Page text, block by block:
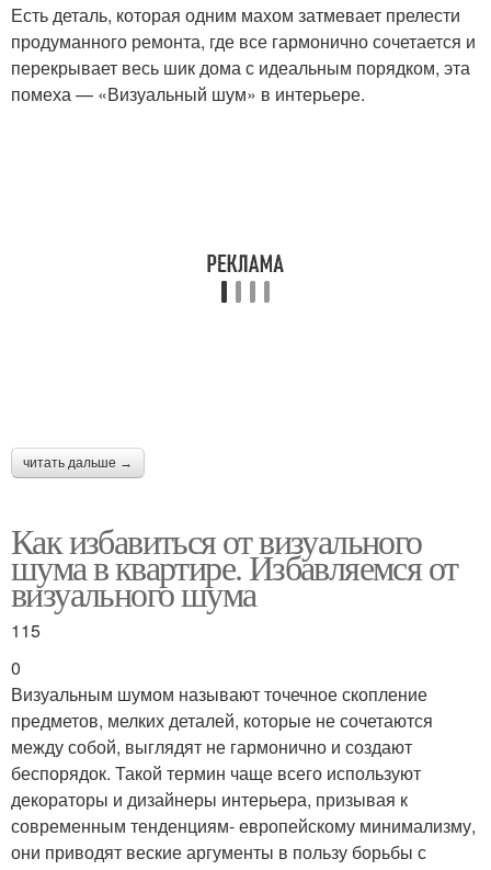
Есть деталь, которая одним махом затмевает прелести
продуманного ремонта, где все гармонично сочетается и
перекрывает весь шик дома с идеальным порядком, эта
помеха — «Визуальный шум» в интерьере.
читать дальше →
Как избавиться от визуального
шума в квартире. Избавляемся от
визуального шума
115
0
Визуальным шумом называют точечное скопление
предметов, мелких деталей, которые не сочетаются
между собой, выглядят не гармонично и создают
беспорядок. Такой термин чаще всего используют
декораторы и дизайнеры интерьера, призывая к
современным тенденциям- европейскому минимализму,
они приводят веские аргументы в пользу борьбы с